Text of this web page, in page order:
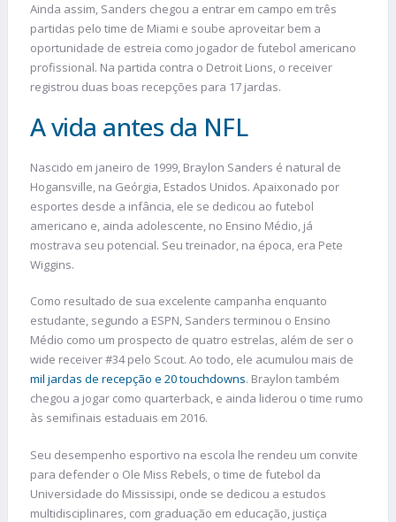
Ainda assim, Sanders chegou a entrar em campo em três
partidas pelo time de Miami e soube aproveitar bem a
oportunidade de estreia como jogador de futebol americano
profissional. Na partida contra o Detroit Lions, o receiver
registrou duas boas recepções para 17 jardas.
A vida antes da NFL
Nascido em janeiro de 1999, Braylon Sanders é natural de
Hogansville, na Geórgia, Estados Unidos. Apaixonado por
esportes desde a infância, ele se dedicou ao futebol
americano e, ainda adolescente, no Ensino Médio, já
mostrava seu potencial. Seu treinador, na época, era Pete
Wiggins.
Como resultado de sua excelente campanha enquanto
estudante, segundo a ESPN, Sanders terminou o Ensino
Médio como um prospecto de quatro estrelas, além de ser o
wide receiver #34 pelo Scout. Ao todo, ele acumulou mais de
mil jardas de recepção e 20 touchdowns. Braylon também
chegou a jogar como quarterback, e ainda liderou o time rumo
às semifinais estaduais em 2016.
Seu desempenho esportivo na escola lhe rendeu um convite
para defender o Ole Miss Rebels, o time de futebol da
Universidade do Mississipi, onde se dedicou a estudos
multidisciplinares, com graduação em educação, justiça